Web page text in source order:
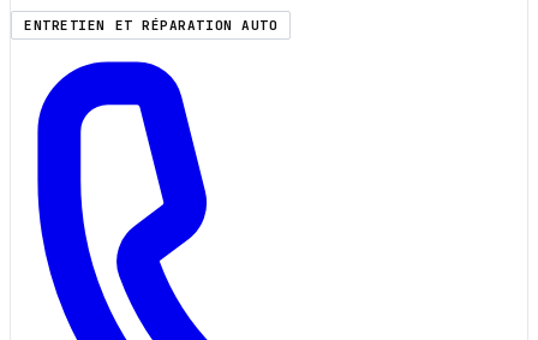
ENTRETIEN ET RÉPARATION AUTO